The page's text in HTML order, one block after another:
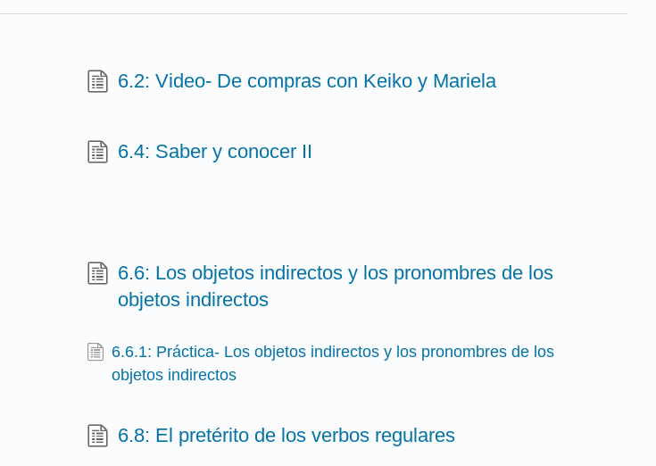
6.2: Video- De compras con Keiko y Mariela
6.4: Saber y conocer II
6.6: Los objetos indirectos y los pronombres de los
objetos indirectos
6.6.1: Práctica- Los objetos indirectos y los pronombres de los
objetos indirectos
6.8: El pretérito de los verbos regulares